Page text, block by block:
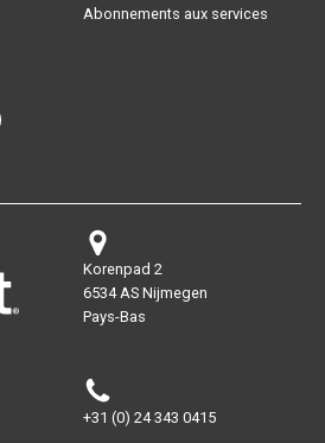
Abonnements aux services
Korenpad 2
6534 AS Nijmegen
Pays-Bas
+31 (0) 24 343 0415